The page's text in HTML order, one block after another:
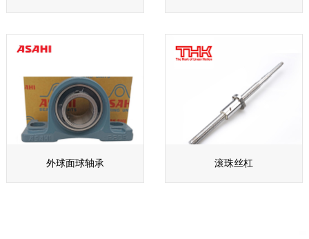
外球面球轴承 滚珠丝杠